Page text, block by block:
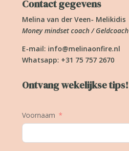
Contact gegevens
Melina van der Veen- Melikidis
Money mindset coach / Geldcoach
E-mail: info@melinaonfire.nl
Whatsapp: +31 75 757 2670
Ontvang wekelijkse tips!
Voornaam